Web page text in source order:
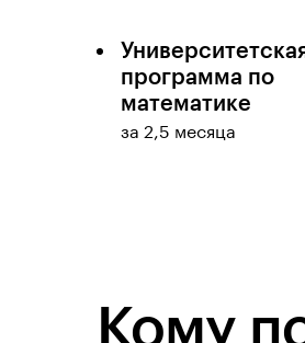
программа по
математике
за 2,5 месяца
Кому